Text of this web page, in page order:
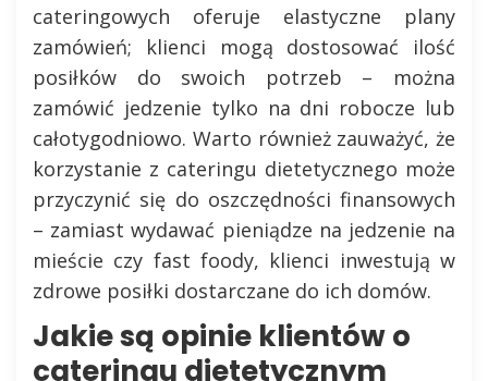
cateringowych oferuje elastyczne plany
zamówień; klienci mogą dostosować ilość
posiłków do swoich potrzeb – można
zamówić jedzenie tylko na dni robocze lub
całotygodniowo. Warto również zauważyć, że
korzystanie z cateringu dietetycznego może
przyczynić się do oszczędności finansowych
– zamiast wydawać pieniądze na jedzenie na
mieście czy fast foody, klienci inwestują w
zdrowe posiłki dostarczane do ich domów.
Jakie są opinie klientów o
cateringu dietetycznym